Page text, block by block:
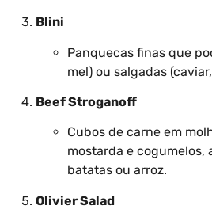
Blini
Panquecas finas que
mel) ou salgadas
Beef Stroganoff
Cubos de carne em
mostarda e cogumelos,
batatas ou arroz.
Olivier Salad